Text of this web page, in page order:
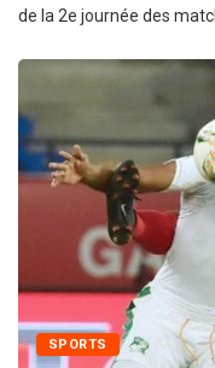
de la 2e journée des
SPORTS